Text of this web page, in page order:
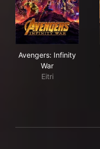
Avengers: Infinity
War
Eitri